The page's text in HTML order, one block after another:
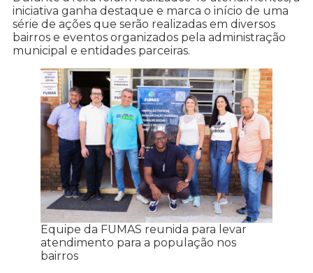
iniciativa ganha destaque e marca o início de uma
série de ações que serão realizadas em diversos
bairros e eventos organizados pela administração
municipal e entidades parceiras.
Equipe da FUMAS reunida para levar
atendimento para a população nos
bairros